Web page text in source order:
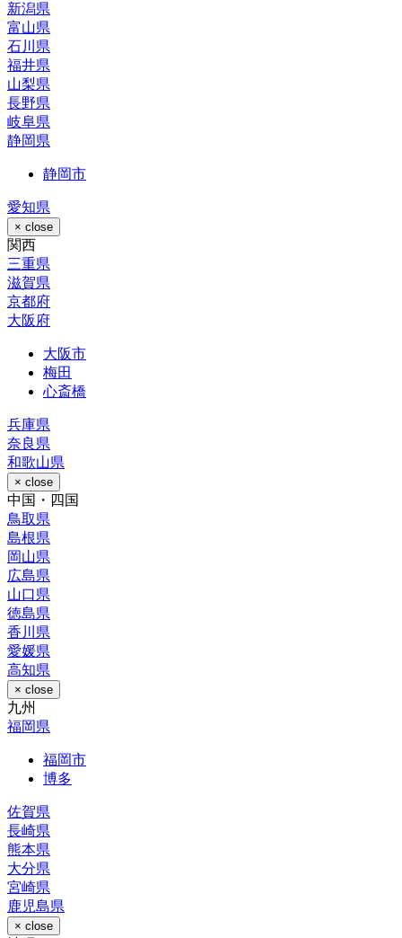
新潟県
富山県
石川県
福井県
山梨県
長野県
岐阜県
静岡県
静岡市
愛知県
× close
関⻄
三重県
滋賀県
京都府
大阪府
大阪市
梅田
心斎橋
兵庫県
奈良県
和歌山県
× close
中国・四国
鳥取県
島根県
岡山県
広島県
山口県
徳島県
香川県
愛媛県
高知県
× close
九州
福岡県
福岡市
博多
佐賀県
長崎県
熊本県
大分県
宮崎県
鹿児島県
× close